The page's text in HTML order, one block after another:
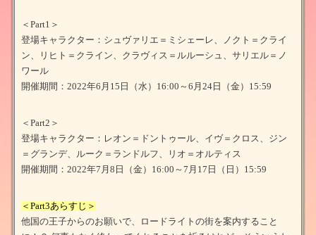
＜Part1＞
登場キャラクター：シュヴァリエ＝ミシェーレ、ノクト＝クライ
ン、リヒト＝クライン、クラヴィス＝ルルーシュ、サリエル＝ノ
ワール
開催期間：2022年6月15日（水）16:00～6月24日（金）15:59
＜Part2＞
登場キャラクター：レオン＝ドントゥール、イヴ＝クロス、ジン
＝グランデ、ルーク＝ランドルフ、リオ＝オルティス
開催期間：2022年7月8日（金）16:00～7月17日（日）15:59
＜Part3あらすじ＞
他国の王子からのお願いで、ロードライトの街を案内すること